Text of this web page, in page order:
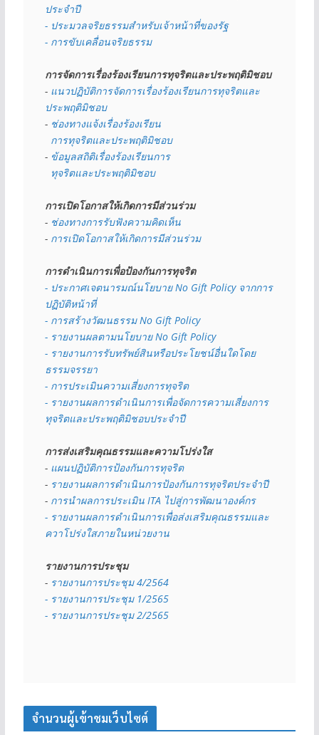
ประจำปี
- ประมวลจริยธรรมสำหรับเจ้าหน้าที่ของรัฐ
- การขับเคลื่อนจริยธรรม
การจัดการเรื่องร้องเรียนการทุจริตและประพฤติมิชอบ
- แนวปฏิบัติการจัดการเรื่องร้องเรียนการทุจริตและ
ประพฤติมิชอบ
- ช่องทางแจ้งเรื่องร้องเรียน
  การทุจริตและประพฤติมิชอบ
- ข้อมูลสถิติเรื่องร้องเรียนการ
  ทุจริตและประพฤติมิชอบ
การเปิดโอกาสให้เกิดการมีส่วนร่วม
- ช่องทางการรับฟังความคิดเห็น
- การเปิดโอกาสให้เกิดการมีส่วนร่วม
การดำเนินการเพื่อป้องกันการทุจริต
- ประกาศเจตนารมณ์นโยบาย No Gift Policy จากการ
ปฏิบัติหน้าที่
- การสร้างวัฒนธรรม No Gift Policy
- รายงานผลตามนโยบาย No Gift Policy
- รายงานการรับทรัพย์สินหรือประโยชน์อื่นใดโดย
ธรรมจรรยา
- การประเมินความเสี่ยงการทุจริต
- รายงานผลการดำเนินการเพื่อจัดการความเสี่ยงการ
ทุจริตและประพฤติมิชอบประจำปี
การส่งเสริมคุณธรรมและความโปร่งใส
- แผนปฏิบัติการป้องกันการทุจริต
- รายงานผลการดำเนินการป้องกันการทุจริตประจำปี
- การนำผลการประเมิน ITA ไปสู่การพัฒนาองค์กร
- รายงานผลการดำเนินการเพื่อส่งเสริมคุณธรรมและ
ควาโปร่งใสภายในหน่วยงาน
รายงานการประชุม
- รายงานการประชุม 4/2564
- รายงานการประชุม 1/2565
- รายงานการประชุม 2/2565
จำนวนผู้เข้าชมเว็บไซต์